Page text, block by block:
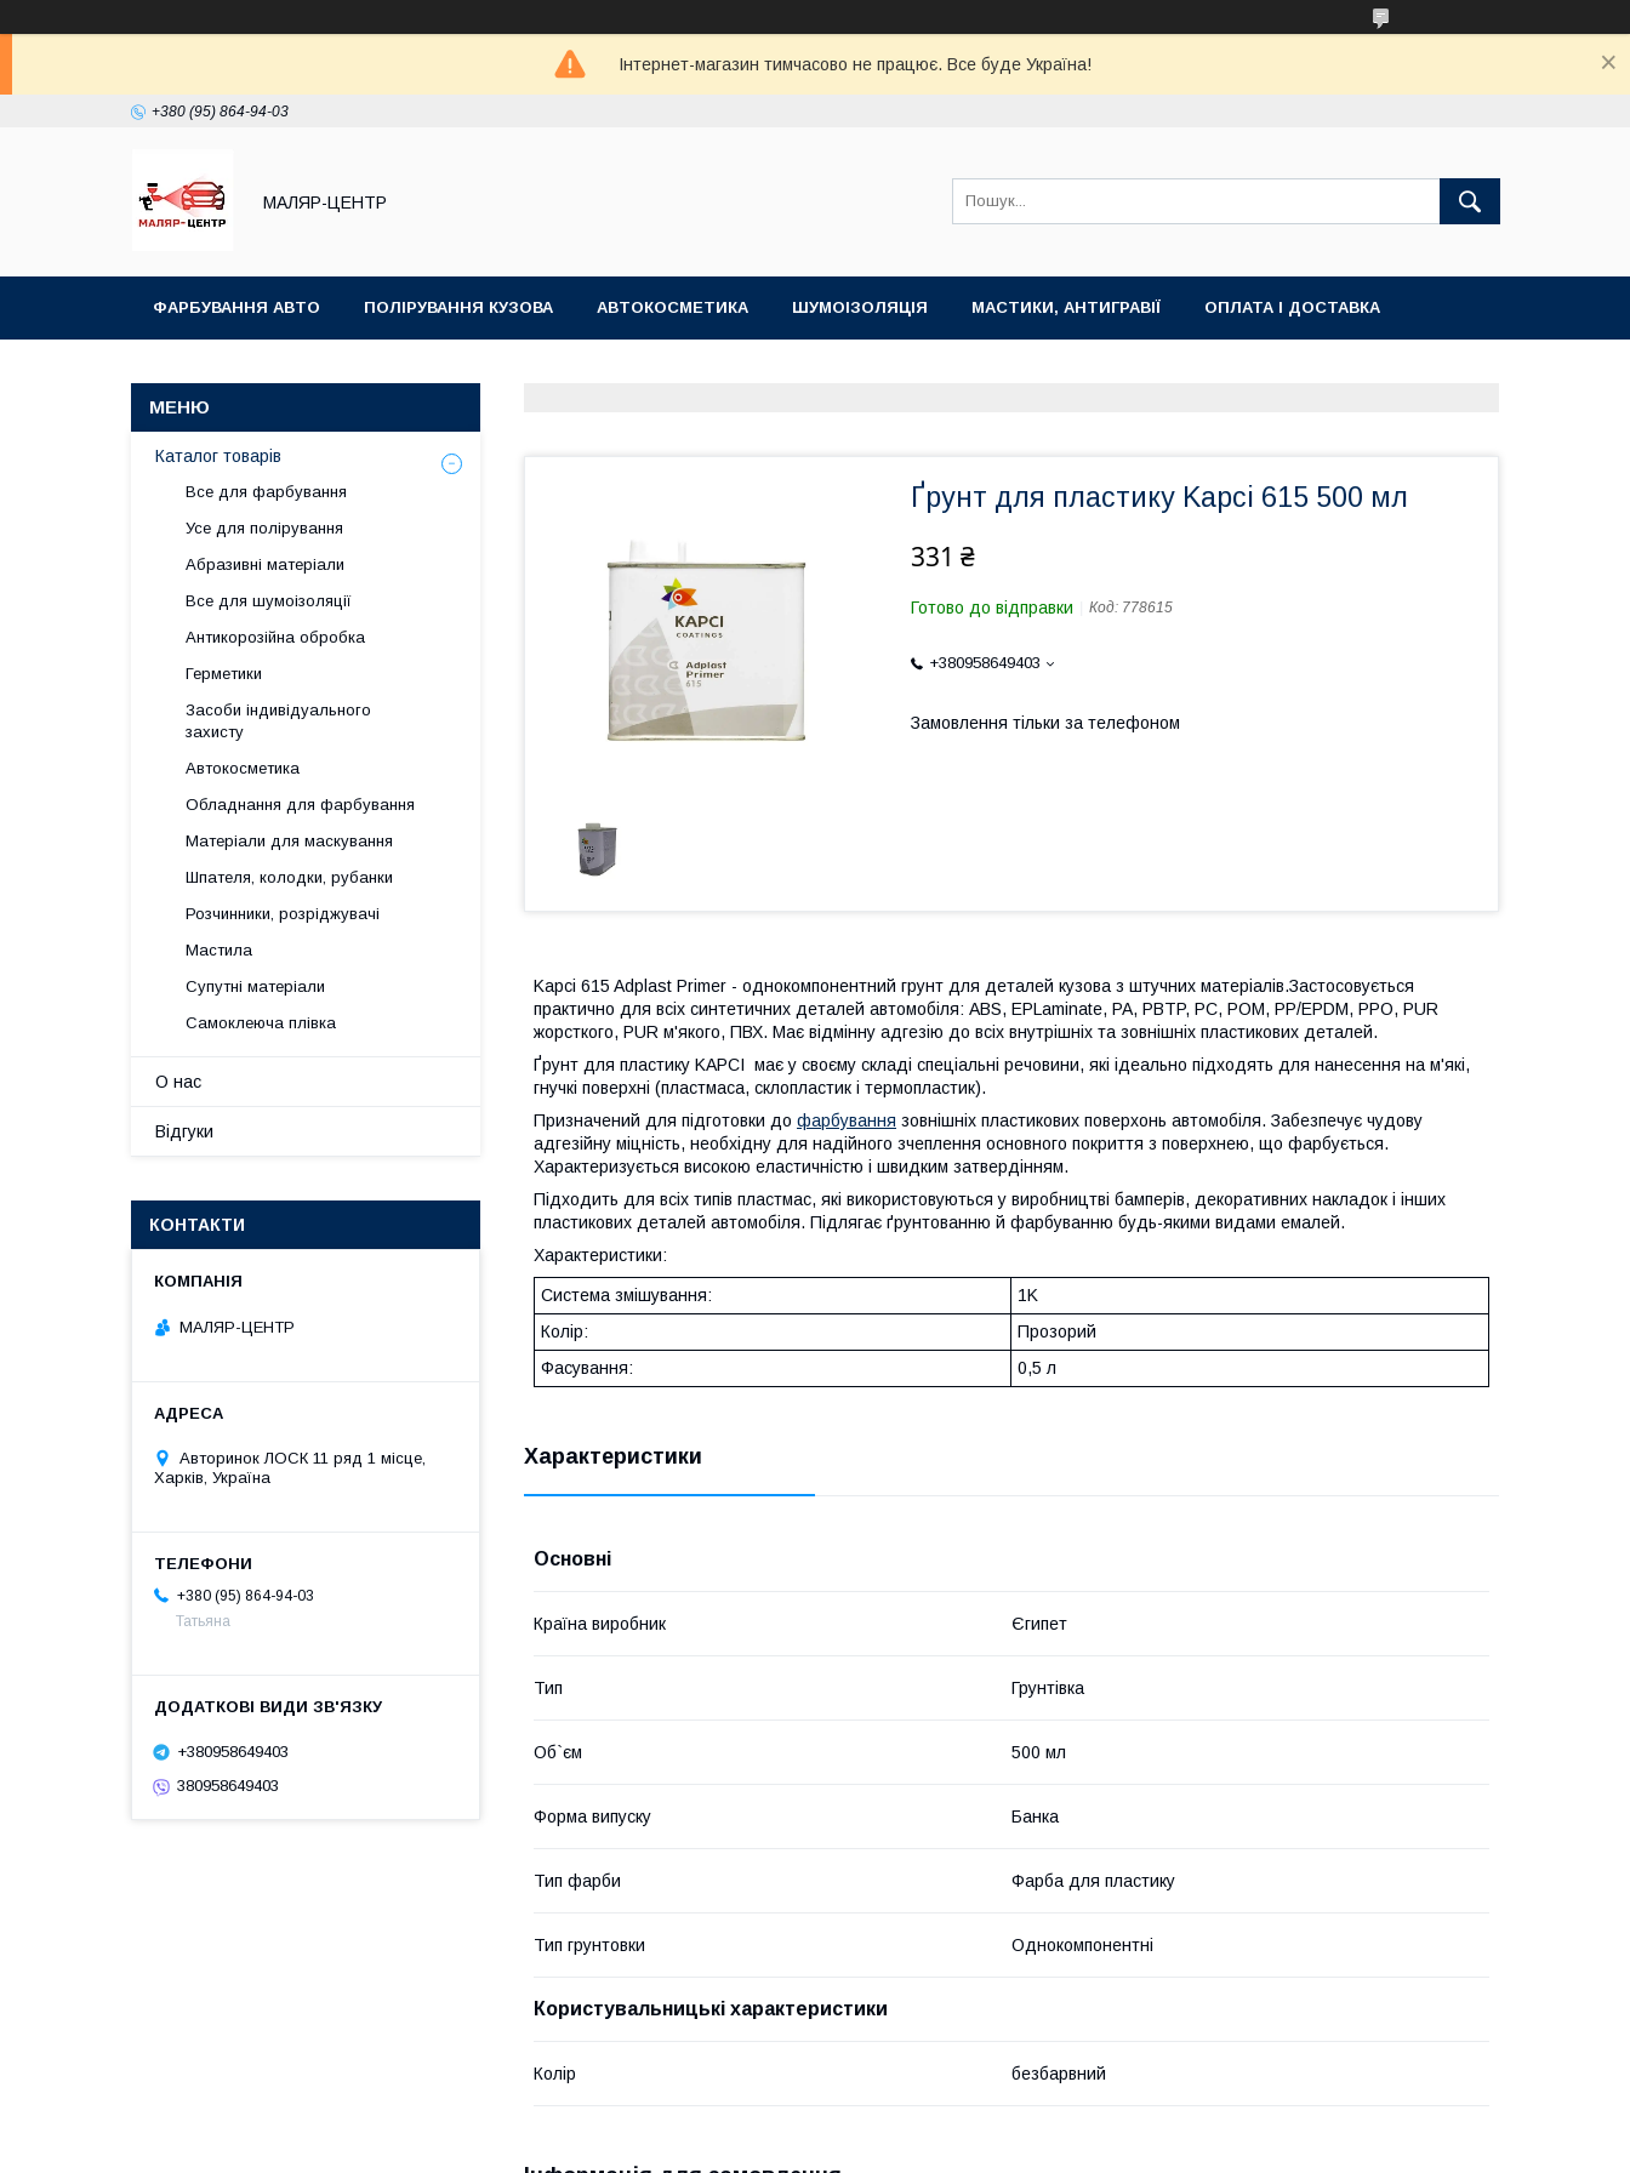
Інтернет-магазин тимчасово не працює. Все буде Україна!
+380 (95) 864-94-03
МАЛЯР-ЦЕНТР
ФАРБУВАННЯ АВТО ПОЛІРУВАННЯ КУЗОВА АВТОКОСМЕТИКА ШУМОІЗОЛЯЦІЯ МАСТИКИ, АНТИГРАВІЇ ОПЛАТА І ДОСТАВКА
Ґрунт для пластику Kapci 615 500 мл
331 ₴
Готово до відправки Код: 778615
+380958649403
Замовлення тільки за телефоном
Kapci 615 Adplast Primer - однокомпонентний грунт для деталей кузова з штучних матеріалів.Застосовується
практично для всіх синтетичних деталей автомобіля: ABS, EPLaminate, PA, PBTP, PC, POM, PP/EPDM, PPO, PUR
жорсткого, PUR м'якого, ПВХ. Має відмінну адгезію до всіх внутрішніх та зовнішніх пластикових деталей.
Ґрунт для пластику KAPCI має у своєму складі спеціальні речовини, які ідеально підходять для нанесення на м'які,
гнучкі поверхні (пластмаса, склопластик і термопластик).
Призначений для підготовки до фарбування зовнішніх пластикових поверхонь автомобіля. Забезпечує чудову
адгезійну міцність, необхідну для надійного зчеплення основного покриття з поверхнею, що фарбується.
Характеризується високою еластичністю і швидким затвердінням.
Підходить для всіх типів пластмас, які використовуються у виробництві бамперів, декоративних накладок і інших
пластикових деталей автомобіля. Підлягає ґрунтованню й фарбуванню будь-якими видами емалей.
Характеристики:
Система змішування:
1K
Колір:
Прозорий
Фасування:
0,5 л
Характеристики
Основні
Країна виробник Єгипет
Тип Грунтівка
Об`єм 500 мл
Форма випуску Банка
Тип фарби Фарба для пластику
Тип грунтовки Однокомпонентні
Користувальницькі характеристики
Колір безбарвний
Каталог товарів
Все для фарбування
Усе для полірування
Абразивні матеріали
Все для шумоізоляції
Антикорозійна обробка
Герметики
Засоби індивідуального
захисту
Автокосметика
Обладнання для фарбування
Матеріали для маскування
Шпателя, колодки, рубанки
Розчинники, розріджувачі
Мастила
Супутні матеріали
Самоклеюча плівка
О нас
Відгуки
КОНТАКТИ
МАЛЯР-ЦЕНТР
Авторинок ЛОСК 11 ряд 1 місце,
Харків, Україна
+380 (95) 864-94-03
Татьяна
+380958649403
380958649403